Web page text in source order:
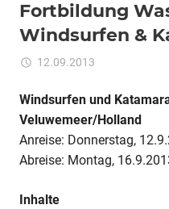
Fortbildung
Windsurfen &
12.09.2013
Windsurfen und
Veluwemeer/Holland
Anreise: Donnerstag,
Abreise: Montag,
Inhalte